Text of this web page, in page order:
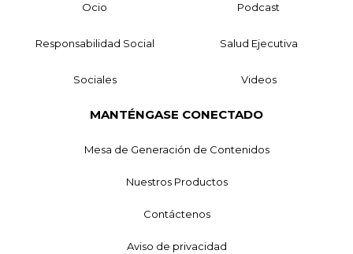
Ocio Podcast
Responsabilidad Social Salud Ejecutiva
Sociales Videos
MANTÉNGASE CONECTADO
Mesa de Generación de Contenidos
Nuestros Productos
Contáctenos
Aviso de privacidad